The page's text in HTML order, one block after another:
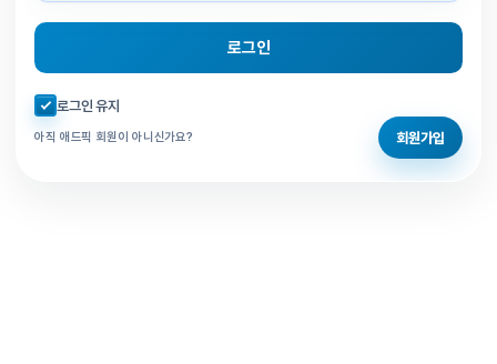
로그인
자동로그인 체크
로그인 유지
아직 애드픽 회원이 아니신가요? 회원가입